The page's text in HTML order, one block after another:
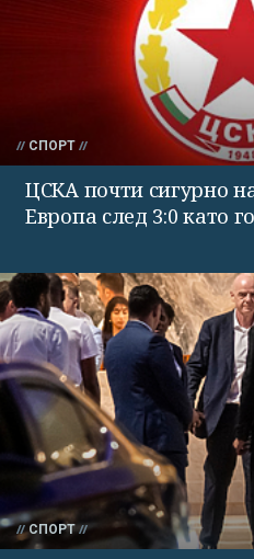
СПОРТ
ЦСКА почти сигурно
Европа след 3:0 като
СПОРТ